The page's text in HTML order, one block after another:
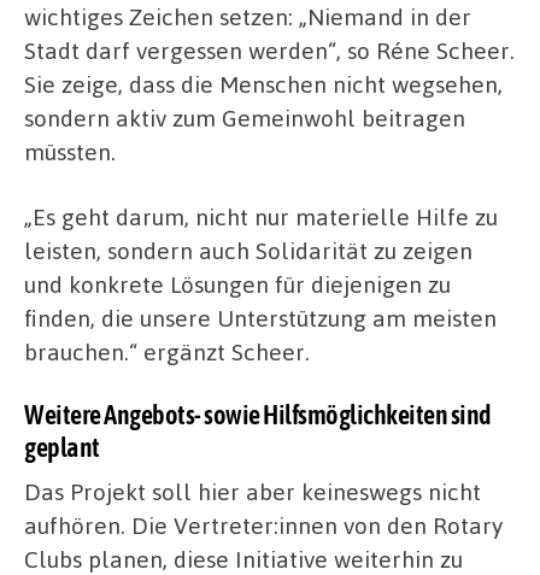
wichtiges Zeichen setzen: „Niemand in der
Stadt darf vergessen werden“, so Réne Scheer.
Sie zeige, dass die Menschen nicht wegsehen,
sondern aktiv zum Gemeinwohl beitragen
müssten.
„Es geht darum, nicht nur materielle Hilfe zu
leisten, sondern auch Solidarität zu zeigen
und konkrete Lösungen für diejenigen zu
finden, die unsere Unterstützung am meisten
brauchen.“ ergänzt Scheer.
Weitere Angebots- sowie Hilfsmöglichkeiten sind
geplant
Das Projekt soll hier aber keineswegs nicht
aufhören. Die Vertreter:innen von den Rotary
Clubs planen, diese Initiative weiterhin zu